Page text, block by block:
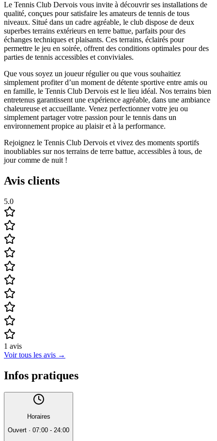
Le Tennis Club Dervois vous invite à découvrir ses installations de
qualité, conçues pour satisfaire les amateurs de tennis de tous
niveaux. Situé dans un cadre agréable, le club dispose de deux
superbes terrains extérieurs en terre battue, parfaits pour des
échanges techniques et plaisants. Ces terrains, éclairés pour
permettre le jeu en soirée, offrent des conditions optimales pour des
parties de tennis accessibles et conviviales.
Que vous soyez un joueur régulier ou que vous souhaitiez
simplement profiter d’un moment de détente sportive entre amis ou
en famille, le Tennis Club Dervois est le lieu idéal. Nos terrains bien
entretenus garantissent une expérience agréable, dans une ambiance
chaleureuse et accueillante. Venez perfectionner votre jeu ou
simplement partager votre passion pour le tennis dans un
environnement propice au plaisir et à la performance.
Rejoignez le Tennis Club Dervois et vivez des moments sportifs
inoubliables sur nos terrains de terre battue, accessibles à tous, de
jour comme de nuit !
Avis clients
5.0
1 avis
Voir tous les avis →
Infos pratiques
Horaires
Ouvert · 07:00 - 24:00